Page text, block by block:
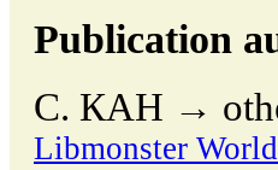
Publication
С. КАН →
Libmonster World